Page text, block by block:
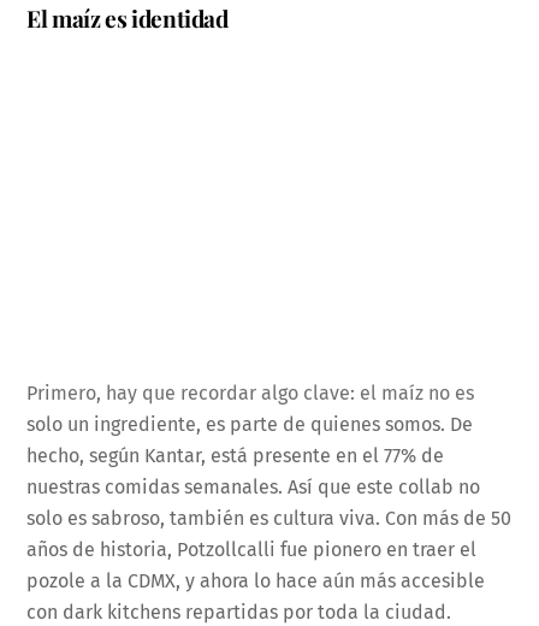
El maíz es identidad
Primero, hay que recordar algo clave: el maíz no es
solo un ingrediente, es parte de quienes somos. De
hecho, según Kantar, está presente en el 77% de
nuestras comidas semanales. Así que este collab no
solo es sabroso, también es cultura viva. Con más de 50
años de historia, Potzollcalli fue pionero en traer el
pozole a la CDMX, y ahora lo hace aún más accesible
con dark kitchens repartidas por toda la ciudad.